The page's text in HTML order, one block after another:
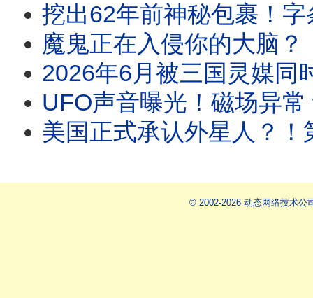
挖出62年前神秘包裹！字条指定“买
魔鬼正在入侵你的大脑？！美国顶级驱魔师亲口揭露
2026年6月被三国灵媒同时点名！“六月风暴”全面解
UFO声音曝光！磁场异常 动物疯了！巴西
美国正式承认外星人？！第一批UAP 古
© 2002-2026 动态网络技术公